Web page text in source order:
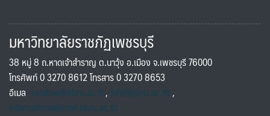
มหาวิทยาลัยราชภัฏเพชรบุรี
38 หมู่ 8 ถ.หาดเจ้าสำราญ ต.นาวุ้ง อ.เมือง จ.เพชรบุรี 76000
โทรศัพท์ 0 3270 8612 โทรสาร 0 3270 8653
อีเมล saraban@pbru.ac.th, info@pbru.ac.th,
international@mail.pbru.ac.th